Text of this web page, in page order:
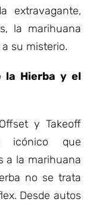
extravagante,
la marihuana
su misterio.
la Hierba y el
y Takeoff
icónico que
a la marihuana
no se trata
Desde autos